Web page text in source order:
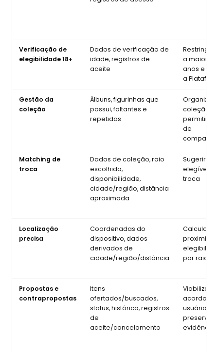
Verificação de
elegibilidade 18+
Dados de verificação de
idade, registros de
aceite
Restringir
a maiores
anos e
a
Gestão da
coleção
Álbuns, figurinhas que
possui, faltantes e
repetidas
Organizar
coleção e
permitir
de
Matching de
troca
Dados de coleção, raio
escolhido,
disponibilidade,
cidade/região, distância
aproximada
Sugerir
elegíveis
troca
Localização
precisa
Coordenadas do
dispositivo, dados
derivados de
cidade/região/distância
Calcular
por raio
Propostas e
contrapropostas
Itens
ofertados/buscados,
status, histórico, registros
de
aceite/cancelamento
Viabilizar
acordos
usuários e
preservar
evidências